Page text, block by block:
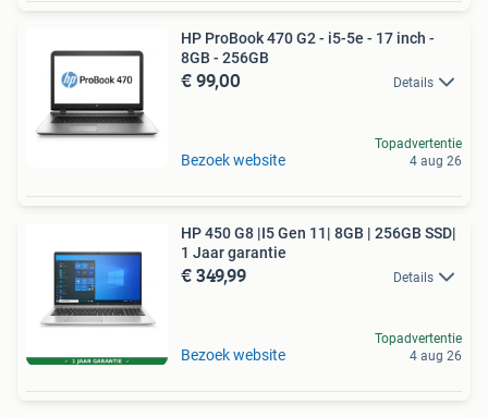
HP ProBook 470 G2 - i5-5e - 17 inch -
8GB - 256GB
€ 99,00 Details
Bezoek website
Topadvertentie
4 aug 26
HP 450 G8 |I5 Gen 11| 8GB | 256GB SSD|
1 Jaar garantie
€ 349,99 Details
Bezoek website
Topadvertentie
4 aug 26